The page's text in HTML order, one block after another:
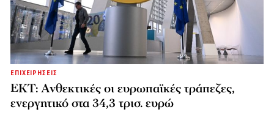
ΕΠΙΧΕΙΡΗΣΕΙΣ
ΕΚΤ: Ανθεκτικές οι ευρωπαϊκές τράπεζες,
ενεργητικό στα 34,3 τρισ. ευρώ